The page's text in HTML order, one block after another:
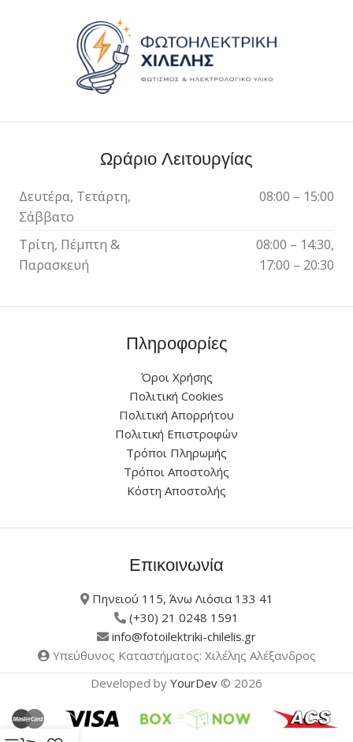
Ωράριο Λειτουργίας
Δευτέρα, Τετάρτη,
Σάββατο
08:00 – 15:00
Τρίτη, Πέμπτη &
Παρασκευή
08:00 – 14:30,
17:00 – 20:30
Πληροφορίες
Όροι Χρήσης
Πολιτική Cookies
Πολιτική Απορρήτου
Πολιτική Επιστροφών
Τρόποι Πληρωμής
Τρόποι Αποστολής
Κόστη Αποστολής
Επικοινωνία
Πηνειού 115, Άνω Λιόσια 133 41
(+30) 21 0248 1591
info@fotoilektriki-chilelis.gr
Υπεύθυνος Καταστήματος: Χιλέλης Αλέξανδρος
Developed by YourDev © 2026